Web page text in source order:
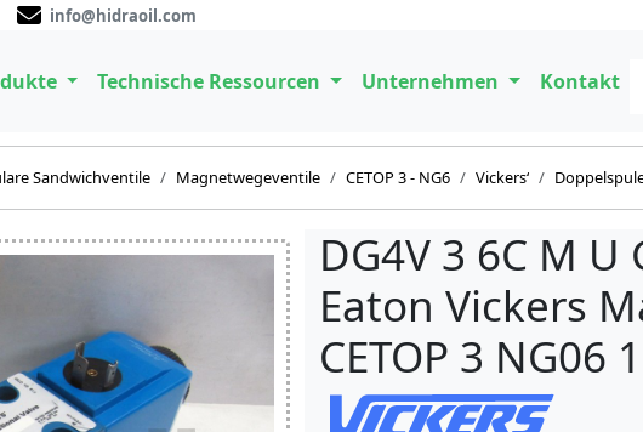
info@hidraoil.com
Technische Ressourcen Unternehmen Kontakt
Sandwichventile Magnetwegeventile CETOP 3 - NG6 Vickers‘
DG4V 3 6C M U
Eaton Vickers
CETOP 3 NG06